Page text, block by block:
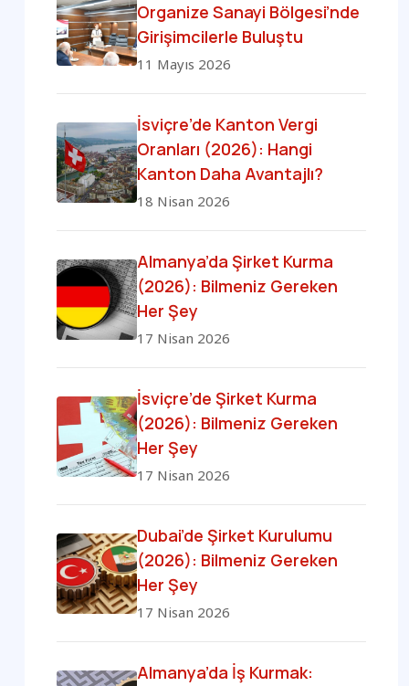
Organize Sanayi Bölgesi’nde
Girişimcilerle Buluştu
11 Mayıs 2026
İsviçre’de Kanton Vergi
Oranları (2026): Hangi
Kanton Daha Avantajlı?
18 Nisan 2026
Almanya’da Şirket Kurma
(2026): Bilmeniz Gereken
Her Şey
17 Nisan 2026
İsviçre’de Şirket Kurma
(2026): Bilmeniz Gereken
Her Şey
17 Nisan 2026
Dubai’de Şirket Kurulumu
(2026): Bilmeniz Gereken
Her Şey
17 Nisan 2026
Almanya’da İş Kurmak: